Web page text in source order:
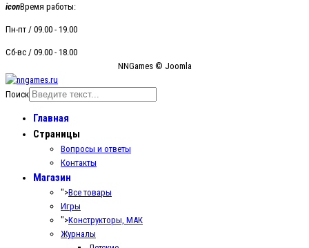
iconВремя работы:
Пн-пт / 09.00 - 19.00
Сб-вс / 09.00 - 18.00
NNGames © Joomla
Поиск
Главная
Страницы
Вопросы и ответы
Контакты
Магазин
">Все товары
Игры
">Конструкторы, МАК
Журналы